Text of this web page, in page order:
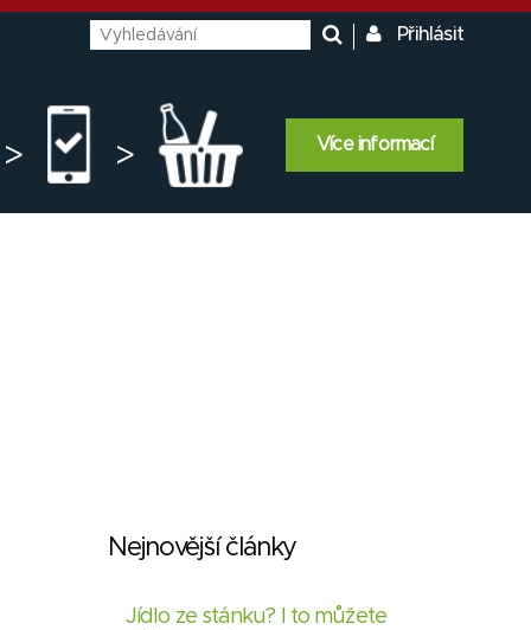
Přihlásit
> > Více informací
Nejnovější články
Jídlo ze stánku? I to můžete